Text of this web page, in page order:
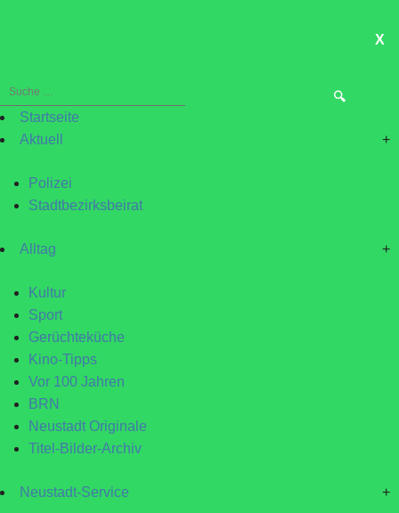
X
Suche
nach:Startseite
Aktuell
+
Polizei
Stadtbezirksbeirat
Alltag +
Kultur
Sport
Gerüchteküche
Kino-Tipps
Vor 100 Jahren
BRN
Neustadt Originale
Titel-Bilder-Archiv
Neustadt-Service +